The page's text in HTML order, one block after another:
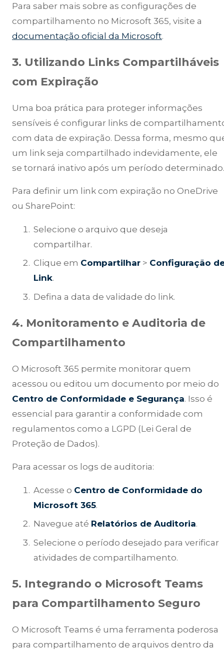
Para saber mais sobre as configurações de
compartilhamento no Microsoft 365, visite a
documentação oficial da Microsoft.
3. Utilizando Links Compartilháveis
com Expiração
Uma boa prática para proteger informações
sensíveis é configurar links de
com data de expiração. Dessa forma, mesmo
um link seja compartilhado indevidamente, ele
se tornará inativo após um período determinado.
Para definir um link com expiração no OneDrive
ou SharePoint:
Selecione o arquivo que deseja
compartilhar.
Clique em Compartilhar > Configuração
Link.
Defina a data de validade do link.
4. Monitoramento e Auditoria de
Compartilhamento
O Microsoft 365 permite monitorar quem
acessou ou editou um documento por meio do
Centro de Conformidade e Segurança. Isso é
essencial para garantir a conformidade com
regulamentos como a LGPD (Lei Geral de
Proteção de Dados).
Para acessar os logs de auditoria:
Acesse o Centro de Conformidade do
Microsoft 365.
Navegue até Relatórios de Auditoria.
Selecione o período desejado para verificar
atividades de compartilhamento.
5. Integrando o Microsoft Teams
para Compartilhamento Seguro
O Microsoft Teams é uma ferramenta poderosa
para compartilhamento de arquivos dentro da